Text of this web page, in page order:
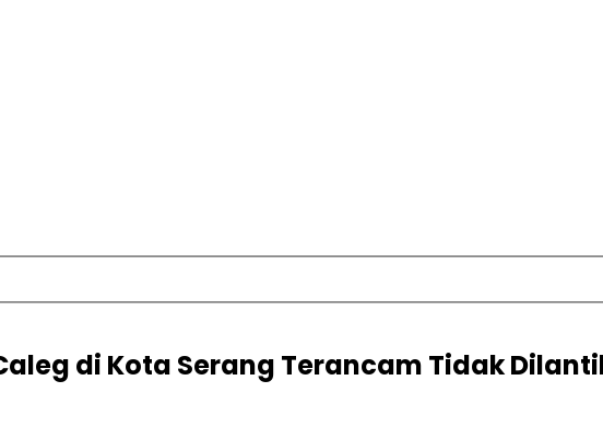
di Kota Serang Terancam Tidak